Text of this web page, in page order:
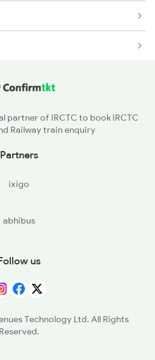
of IRCTC to book IRCTC
Railway train enquiry
Partners
ixigo
abhibus
us
Technology Ltd. All Rights
Reserved.